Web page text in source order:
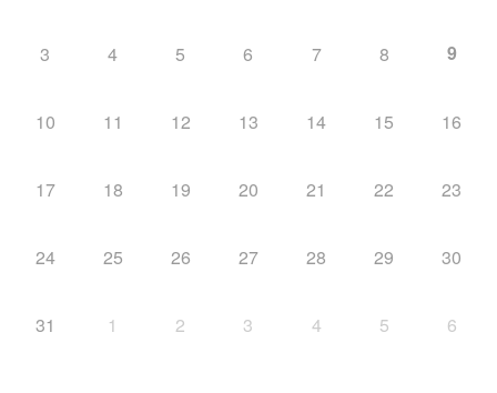
3 4 5 6 7 8 9
10 11 12 13 14 15 16
17 18 19 20 21 22 23
24 25 26 27 28 29 30
31 1 2 3 4 5 6